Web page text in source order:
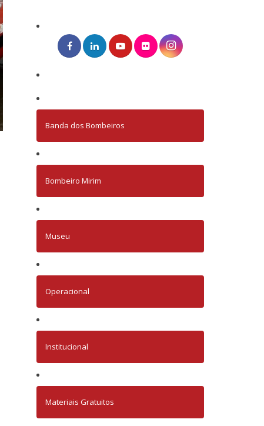
Banda dos Bombeiros
Bombeiro Mirim
Museu
Operacional
Institucional
Materiais Gratuitos